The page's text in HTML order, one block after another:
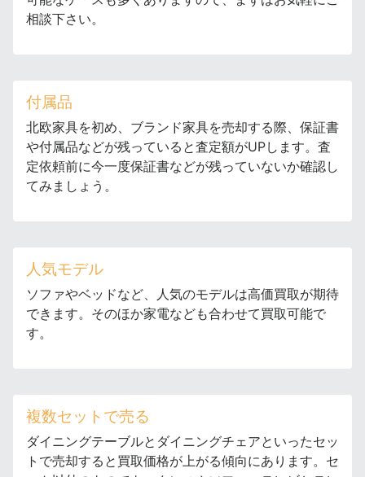
相談下さい。
付属品
北欧家具を初め、ブランド家具を売却する際、保証書
や付属品などが残っていると査定額がUPします。査
定依頼前に今一度保証書などが残っていないか確認し
てみましょう。
人気モデル
ソファやベッドなど、人気のモデルは高価買取が期待
できます。そのほか家電なども合わせて買取可能で
す。
複数セットで売る
ダイニングテーブルとダイニングチェアといったセッ
トで売却すると買取価格が上がる傾向にあります。セ